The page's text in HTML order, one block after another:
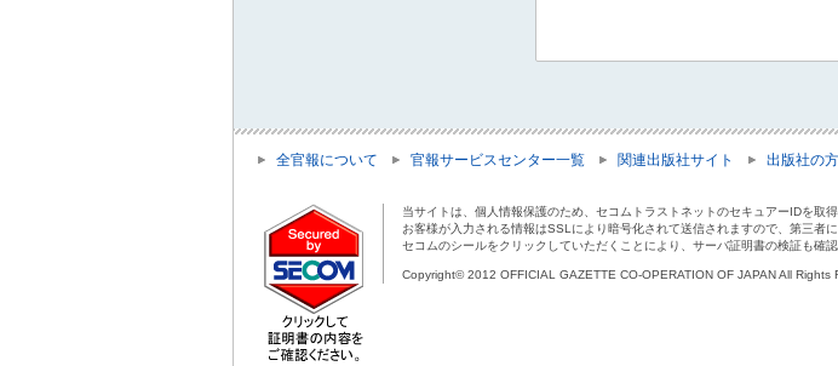
全官報について 官報サービスセンター一覧 関連出版社サイト 出版社の
当サイトは、個人情報保護のため、セコムトラストネットのセキュアーIDを取得
お客様が入力される情報はSSLにより暗号化されて送信されますので、第三者
セコムのシールをクリックしていただくことにより、サーバ証明書の検証も確認
Copyright© 2012 OFFICIAL GAZETTE CO-OPERATION OF JAPAN All Rights